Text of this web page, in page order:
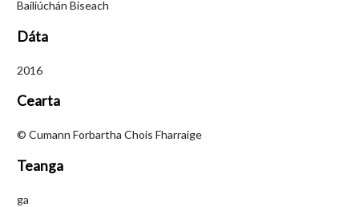
Bailiúchán Biseach
Dáta
2016
Cearta
© Cumann Forbartha Chois Fharraige
Teanga
ga